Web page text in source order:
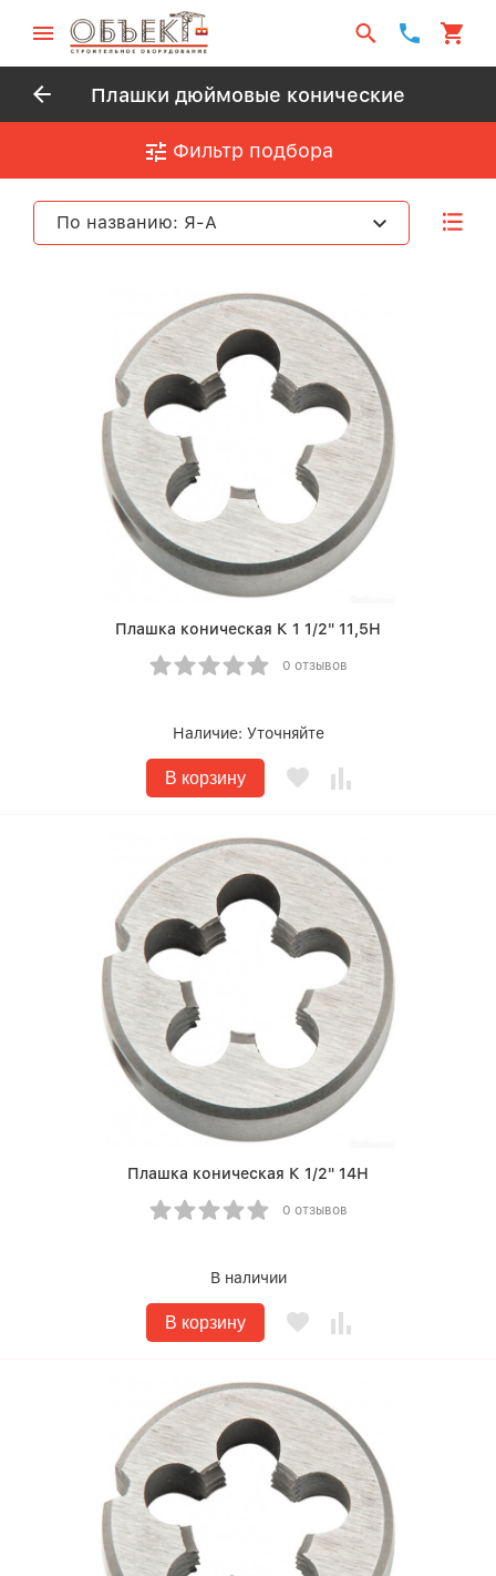
Плашки дюймовые конические
Фильтр подбора
По названию: Я-А
Плашка коническая К 1 1/2" 11,5Н
0 отзывов
Наличие: Уточняйте
В корзину
Плашка коническая К 1/2" 14Н
0 отзывов
В наличии
В корзину